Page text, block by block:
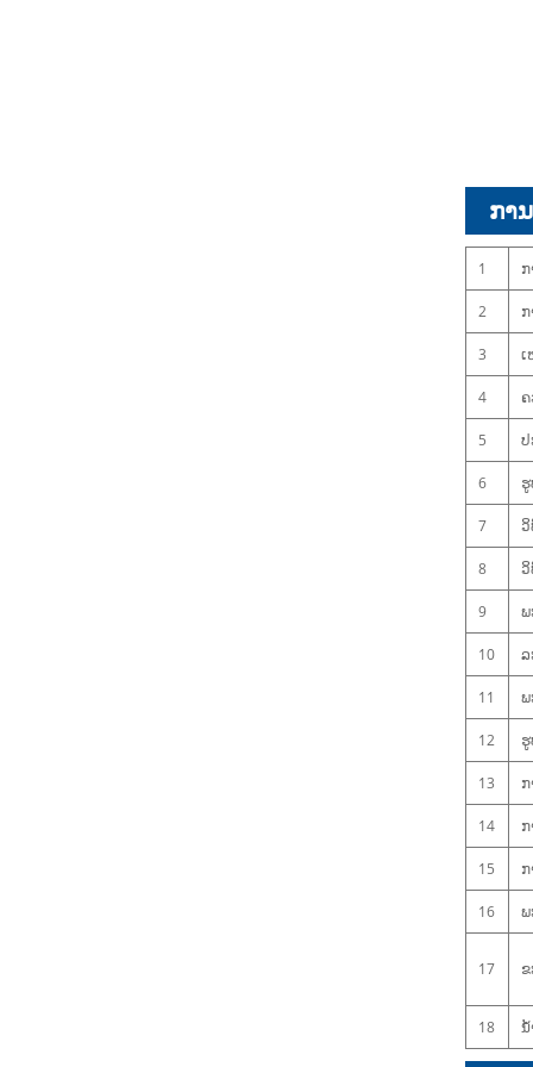
ກາ
1
2
3
4
5
6
7 ວິ
8
9
10
11
12
13
14
15
16
17
18